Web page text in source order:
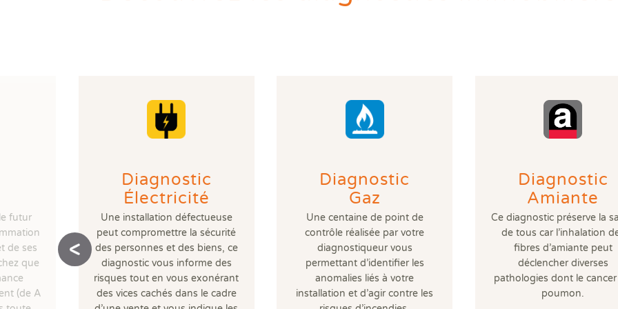
Diagnostic Sécurité Piscine
Diagnostic amiante
Diagnostic logement décent
futur
de ses
que
(de A
Diagnostic
Électricité
Une installation défectueuse
peut compromettre la sécurité
des personnes et des biens, ce
diagnostic vous informe des
risques tout en vous exonérant
des vices cachés dans le cadre
Diagnostic
Gaz
Une centaine de point de
contrôle réalisée par votre
diagnostiqueur vous
permettant d’identifier les
anomalies liés à votre
installation et d’agir contre les
Diagnostic
Amiante
Ce diagnostic préserve la
de tous car l’inhalation
fibres d’amiante peut
déclencher diverses
pathologies dont le
poumon.